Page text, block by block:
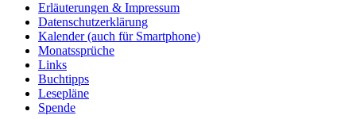
Erläuterungen & Impressum
Datenschutzerklärung
Kalender (auch für Smartphone)
Monatssprüche
Links
Buchtipps
Lesepläne
Spende